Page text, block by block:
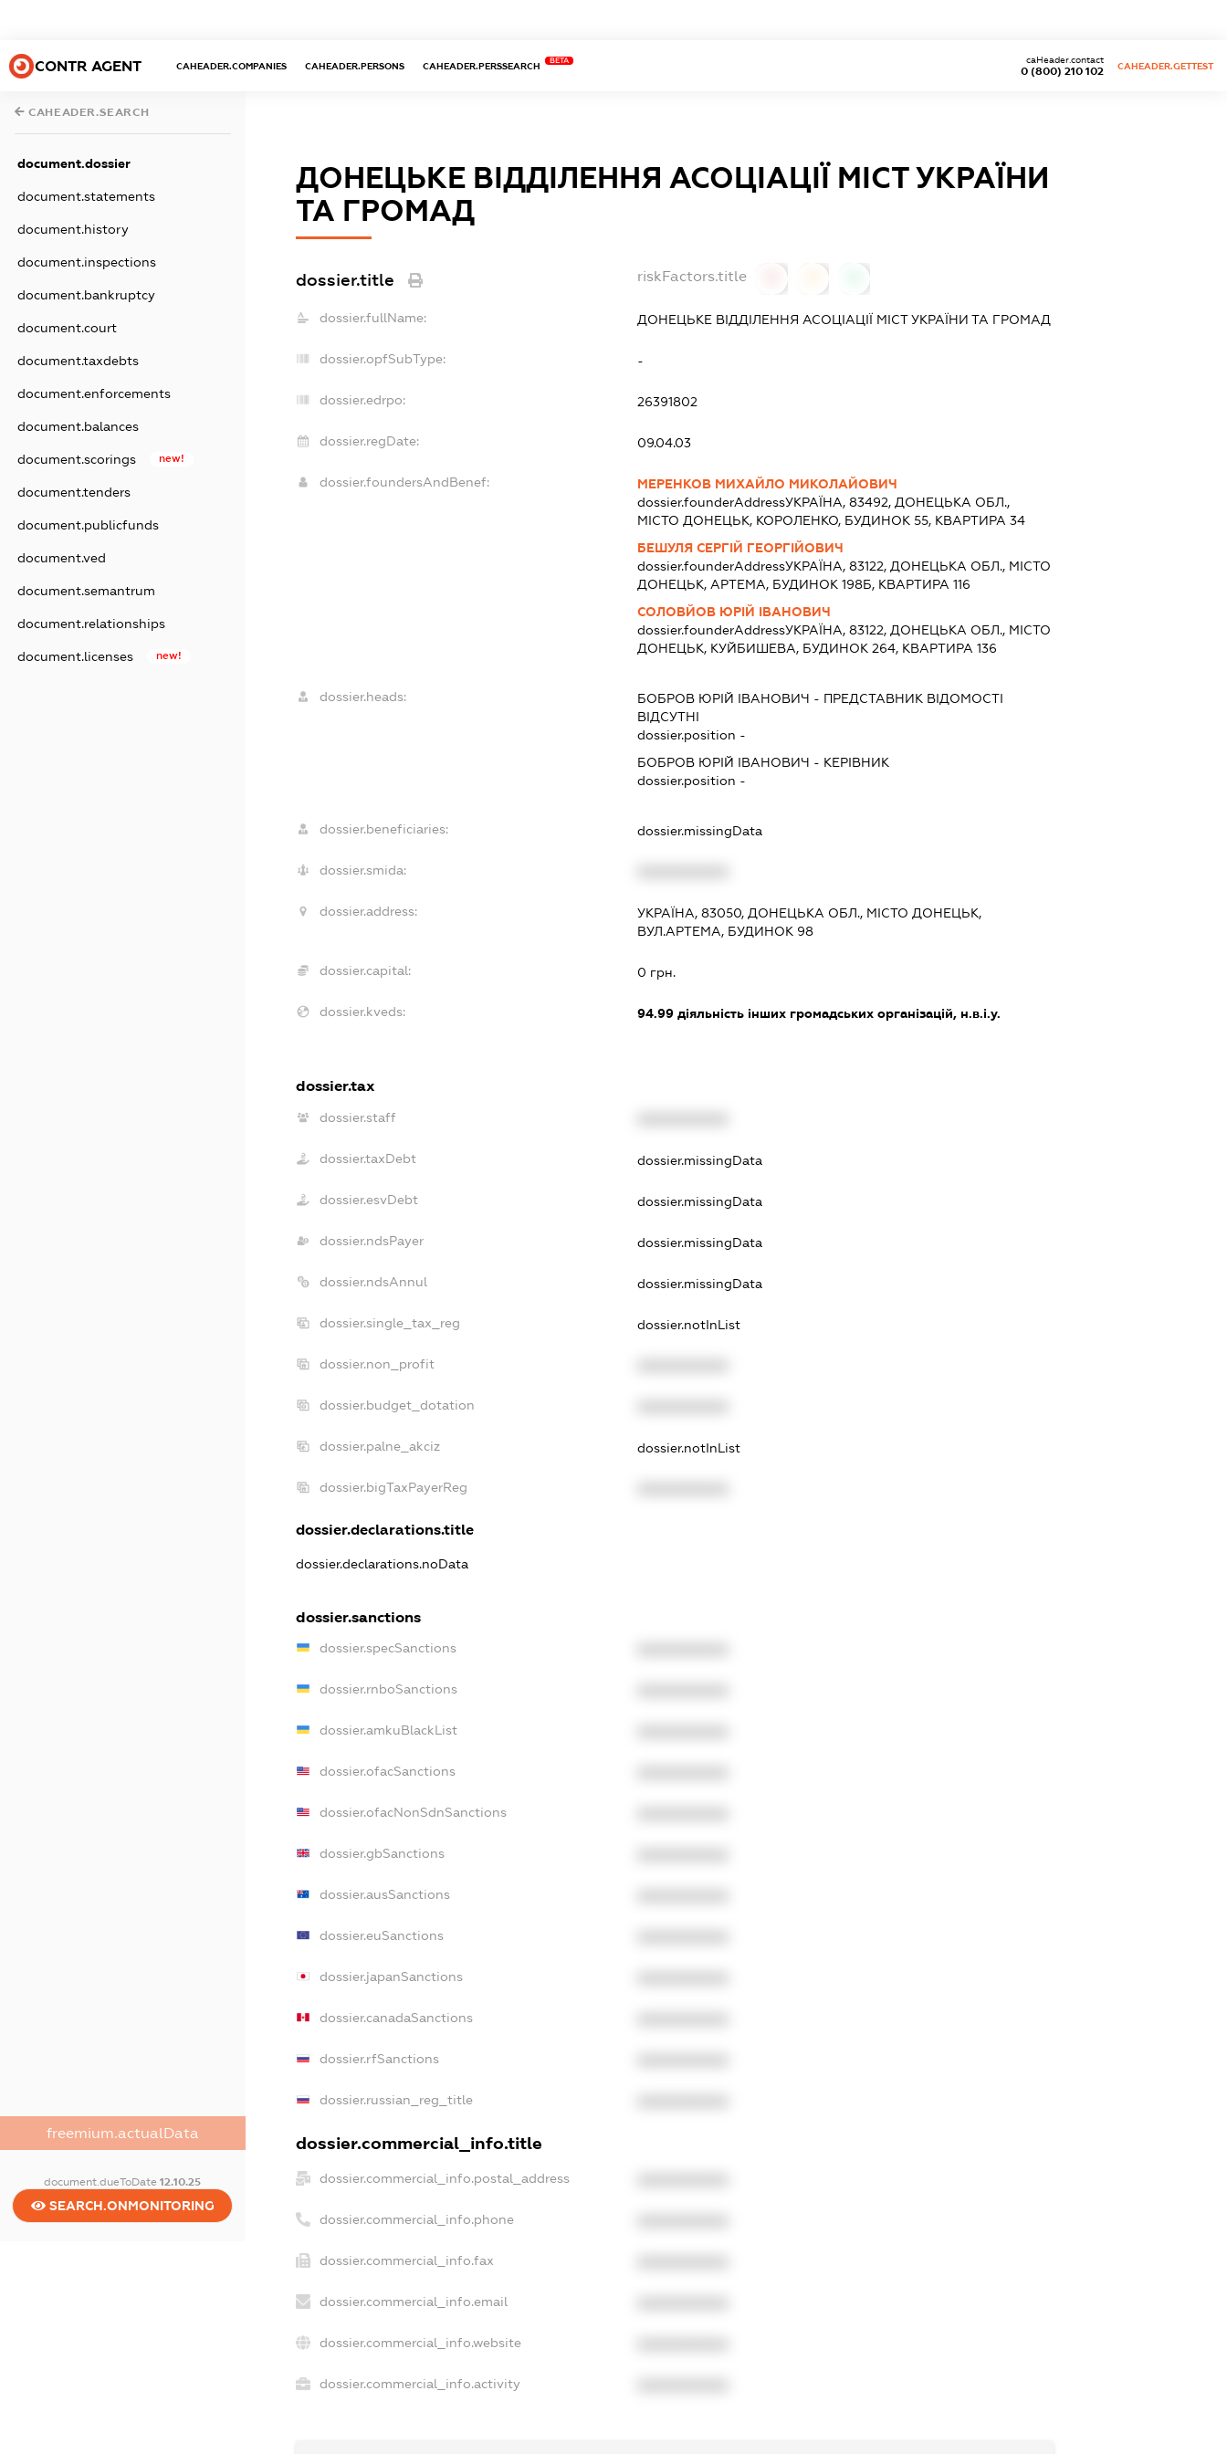
CONTR AGENT CAHEADER.COMPANIES CAHEADER.PERSONS CAHEADER.PERSSEARCH
BETA
0 (800) 210 102
caHeader.contact
CAHEADER.GETTEST
CAHEADER.SEARCH
document.dossier
document.statements
document.history
document.inspections
document.bankruptcy
document.court
document.taxdebts
document.enforcements
document.balances
document.scorings new!
document.tenders
document.publicfunds
document.ved
document.semantrum
document.relationships
document.licenses new!
freemium.actualData
document.dueToDate12.10.25
SEARCH.ONMONITORING
ДОНЕЦЬКЕ ВІДДІЛЕННЯ АСОЦІАЦІЇ МІСТ УКРАЇНИ
ТА ГРОМАД
dossier.title riskFactors.title
dossier.fullName: ДОНЕЦЬКЕ ВІДДІЛЕННЯ АСОЦІАЦІЇ МІСТ УКРАЇНИ ТА ГРОМАД
dossier.opfSubType: -
dossier.edrpo: 26391802
dossier.regDate: 09.04.03
dossier.foundersAndBenef:
МЕРЕНКОВ МИХАЙЛО МИКОЛАЙОВИЧ
dossier.founderAddressУКРАЇНА, 83492, ДОНЕЦЬКА ОБЛ.,
МІСТО ДОНЕЦЬК, КОРОЛЕНКО, БУДИНОК 55, КВАРТИРА 34
БЕШУЛЯ СЕРГІЙ ГЕОРГІЙОВИЧ
dossier.founderAddressУКРАЇНА, 83122, ДОНЕЦЬКА ОБЛ., МІСТО
ДОНЕЦЬК, АРТЕМА, БУДИНОК 198Б, КВАРТИРА 116
СОЛОВЙОВ ЮРІЙ ІВАНОВИЧ
dossier.founderAddressУКРАЇНА, 83122, ДОНЕЦЬКА ОБЛ., МІСТО
ДОНЕЦЬК, КУЙБИШЕВА, БУДИНОК 264, КВАРТИРА 136
dossier.heads: БОБРОВ ЮРІЙ ІВАНОВИЧ - ПРЕДСТАВНИКВІДОМОСТІ
ВІДСУТНІ
dossier.position -
БОБРОВ ЮРІЙ ІВАНОВИЧ - КЕРІВНИК
dossier.position -
dossier.beneficiaries: dossier.missingData
dossier.smida:
dossier.address:
УКРАЇНА, 83050, ДОНЕЦЬКА ОБЛ., МІСТО ДОНЕЦЬК,
ВУЛ.АРТЕМА, БУДИНОК 98
dossier.capital: 0 грн.
dossier.kveds: 94.99діяльність інших громадських організацій, н.в.і.у.
dossier.tax
dossier.staff
dossier.taxDebt dossier.missingData
dossier.esvDebt dossier.missingData
dossier.ndsPayer dossier.missingData
dossier.ndsAnnul dossier.missingData
dossier.single_tax_reg dossier.notInList
dossier.non_profit
dossier.budget_dotation
dossier.palne_akciz dossier.notInList
dossier.bigTaxPayerReg
dossier.declarations.title
dossier.declarations.noData
dossier.sanctions
dossier.specSanctions
dossier.rnboSanctions
dossier.amkuBlackList
dossier.ofacSanctions
dossier.ofacNonSdnSanctions
dossier.gbSanctions
dossier.ausSanctions
dossier.euSanctions
dossier.japanSanctions
dossier.canadaSanctions
dossier.rfSanctions
dossier.russian_reg_title
dossier.commercial_info.title
dossier.commercial_info.postal_address
dossier.commercial_info.phone
dossier.commercial_info.fax
dossier.commercial_info.email
dossier.commercial_info.website
dossier.commercial_info.activity